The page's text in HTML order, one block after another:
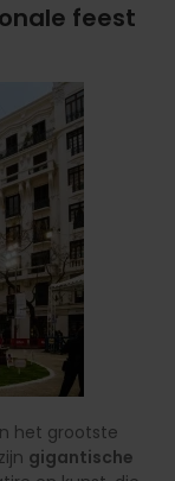
feest
het grootste
gigantische